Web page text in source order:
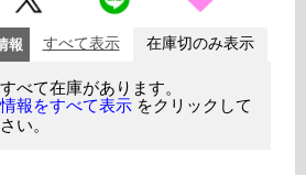
報 すべて表示 在庫切のみ表示
べて在庫があります。
報をすべて表示 をクリックして
い。